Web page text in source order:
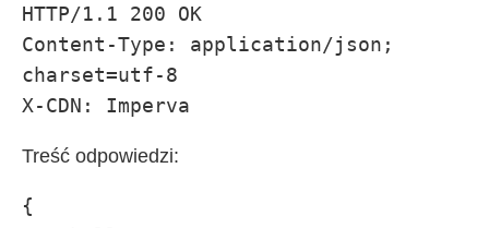
HTTP/1.1 200 OK
Content-Type: application/json;
charset=utf-8
X-CDN: Imperva
Treść odpowiedzi:
{